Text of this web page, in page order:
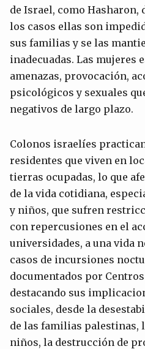
de Israel, como Hasharon,
los casos ellas son
sus familias y se las
inadecuadas. Las mujeres
amenazas, provocación,
psicológicos y sexuales
negativos de largo plazo.
Colonos israelíes
residentes que viven en
tierras ocupadas, lo que
de la vida cotidiana,
y niños, que sufren
con repercusiones en el
universidades, a una vida
casos de incursiones
documentados por
destacando sus
sociales, desde la
de las familias palestinas,
niños, la destrucción de